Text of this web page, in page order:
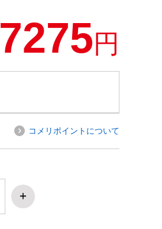
7275円
コメリポイントについて